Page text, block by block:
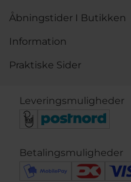
Åbningstider I Butikken
Information
Praktiske Sider
Leveringsmuligheder
Betalingsmuligheder